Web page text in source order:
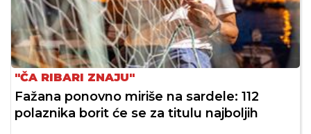
"ČA RIBARI ZNAJU"
Fažana ponovno miriše na sardele: 112
polaznika borit će se za titulu najboljih